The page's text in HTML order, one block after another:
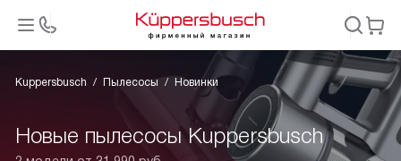
Kuppersbusch Пылесосы Новинки
Новые пылесосы Kuppersbusch